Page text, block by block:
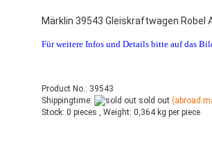
Märklin 39543 Gleiskraftwagen Robel
Für weitere Infos und Details bitte auf das
Product No.: 39543
Shippingtime:
sold out (abroad
Stock: 0 pieces , Weight: 0,364kg per piece